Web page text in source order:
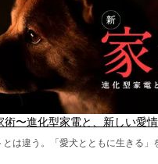
術〜進化型家電と、新しい愛
は違う。「愛犬とともに生きる」